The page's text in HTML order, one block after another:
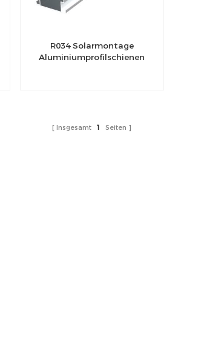
R034 Solarmontage
Aluminiumprofilschienen
Insgesamt 1 Seiten